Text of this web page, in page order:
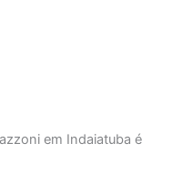
em Indaiatuba é